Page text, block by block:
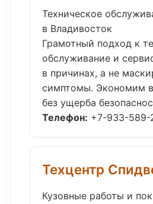
Техническое
в Владивосток
Грамотный подход к
обслуживание и
в причинах, а не
симптомы. Экономим
без ущерба
Телефон: +7-933-589-
Техцентр
Кузовные работы и